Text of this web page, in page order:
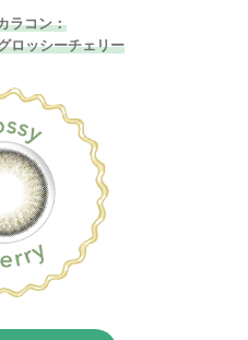
ラコン：
ロッシーチェリー